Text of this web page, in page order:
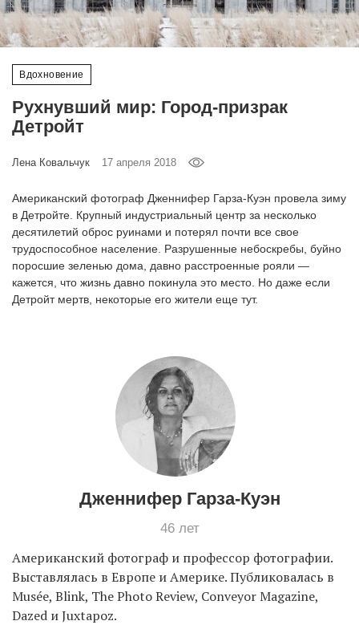
Вдохновение
Рухнувший мир: Город-призрак
Детройт
Лена Ковальчук 17 апреля 2018
Американский фотограф Дженнифер Гарза-Куэн провела зиму
в Детройте. Крупный индустриальный центр за несколько
десятилетий оброс руинами и потерял почти все свое
трудоспособное население. Разрушенные небоскребы, буйно
поросшие зеленью дома, давно расстроенные рояли —
кажется, что жизнь давно покинула это место. Но даже если
Детройт мертв, некоторые его жители еще тут.
Дженнифер Гарза-Куэн
46 лет
Американский фотограф и профессор фотографии.
Выставлялась в Европе и Америке. Публиковалась в
Musée, Blink, The Photo Review, Conveyor Magazine,
Dazed и Juxtapoz.